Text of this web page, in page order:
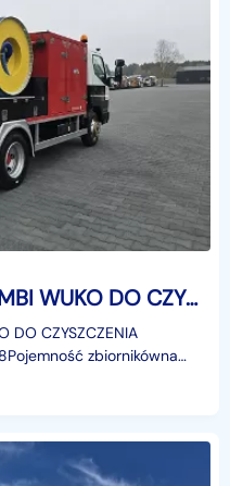
Mitsubishi RIONED COMBI WUKO DO CZYSZCZENIA KANAŁÓW WUKO asenizacyjny separator beczka odpady czyszczenie kanalizacja
DO CZYSZCZENIA
zbiornikówna
900 lPrzebieg 200100